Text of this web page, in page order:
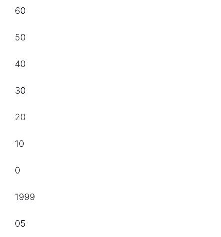
60
50
40
30
20
10
0
1999
05